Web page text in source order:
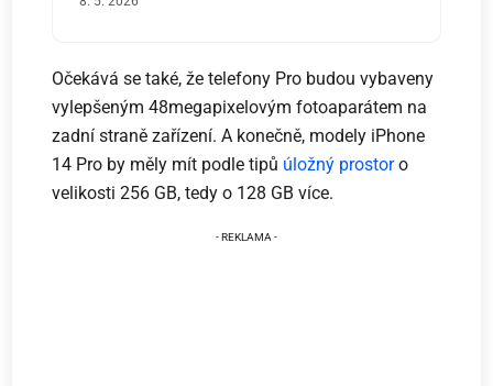
Očekává se také, že telefony Pro budou vybaveny
vylepšeným 48megapixelovým fotoaparátem na
zadní straně zařízení. A konečně, modely iPhone
14 Pro by měly mít podle tipů úložný prostoro
velikosti 256 GB, tedy o 128 GB více.